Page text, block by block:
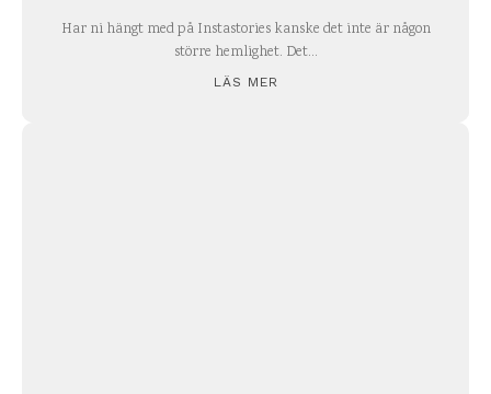
Har ni hängt med på Instastories kanske det inte är någon
större hemlighet. Det...
LÄS MER